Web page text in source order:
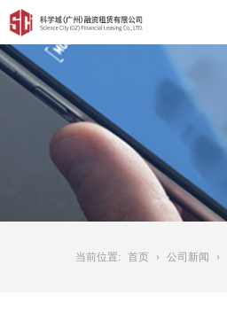
当前位置: 首页 › 公司新闻 ›